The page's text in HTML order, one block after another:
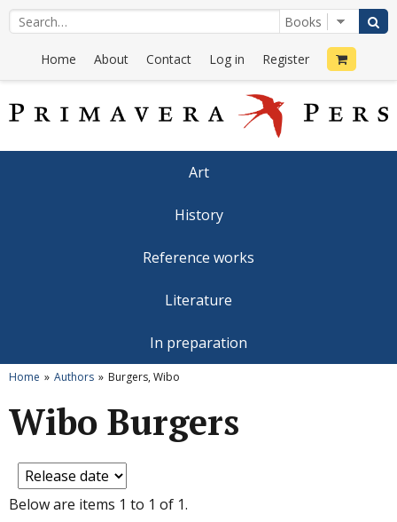
Home About Contact Log in Register
Art
History
Reference works
Literature
In preparation
Home Authors Burgers, Wibo
Wibo Burgers
Below are items 1 to 1 of 1.